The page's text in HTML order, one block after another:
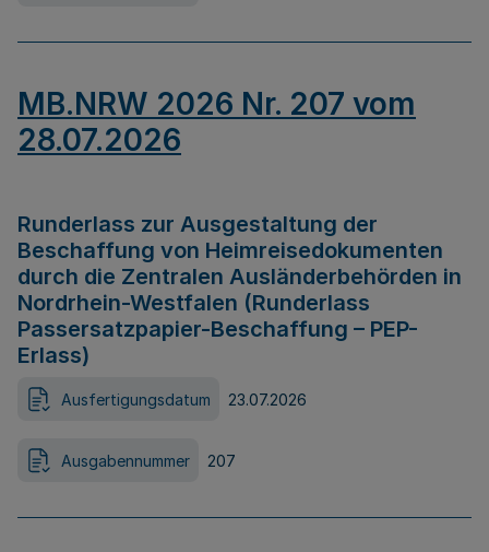
MB.NRW 2026 Nr. 207 vom
28.07.2026
Runderlass zur Ausgestaltung der
Beschaffung von Heimreisedokumenten
durch die Zentralen Ausländerbehörden in
Nordrhein-Westfalen (Runderlass
Passersatzpapier-Beschaffung – PEP-
Erlass)
Ausfertigungsdatum 23.07.2026
Ausgabennummer 207